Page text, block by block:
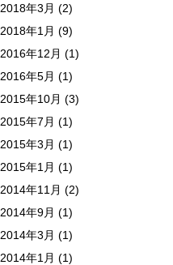
2018年3月 (2)
2018年1月 (9)
2016年12月 (1)
2016年5月 (1)
2015年10月 (3)
2015年7月 (1)
2015年3月 (1)
2015年1月 (1)
2014年11月 (2)
2014年9月 (1)
2014年3月 (1)
2014年1月 (1)